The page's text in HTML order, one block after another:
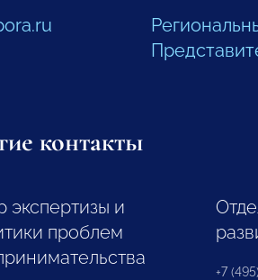
контакты
экспертизы и
проблем
+7